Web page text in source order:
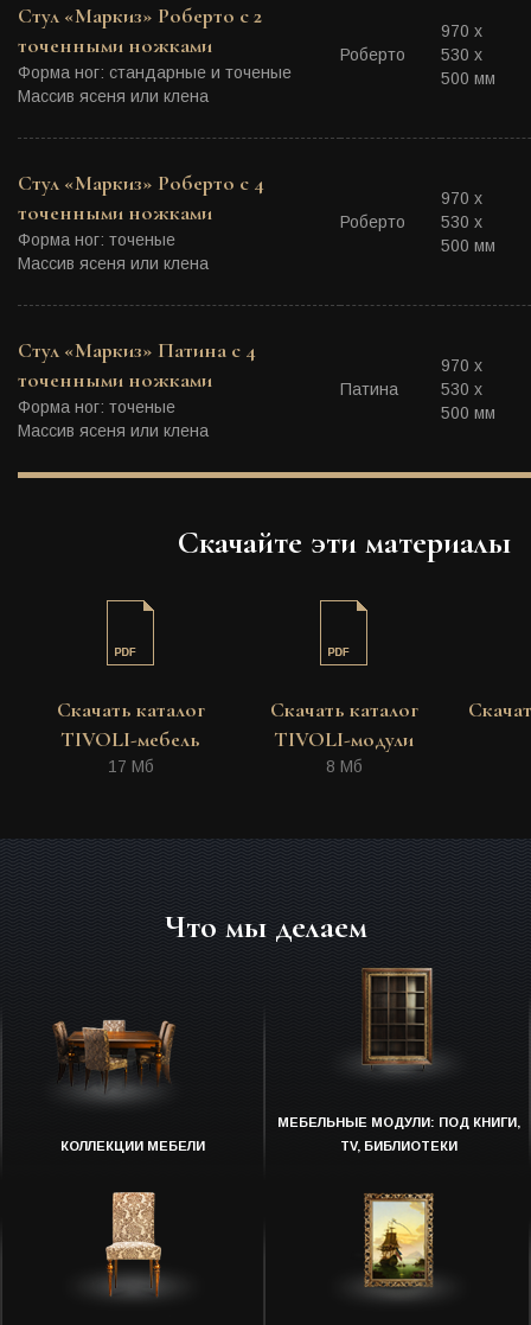
Стул «Маркиз» Роберто с 2
точенными ножками
Форма ног: стандарные и точеные
Массив ясеня или клена
Роберто
970 х
530 х
500 мм
Стул «Маркиз» Роберто с 4
точенными ножками
Форма ног: точеные
Массив ясеня или клена
Роберто
970 х
530 х
500 мм
Стул «Маркиз» Патина с 4
точенными ножками
Форма ног: точеные
Массив ясеня или клена
Патина
970 х
530 х
500 мм
Скачайте эти материалы
Скачать каталог
TIVOLI-мебель
17 Мб
Скачать каталог
TIVOLI-модули
8 Мб
Что мы делаем
КОЛЛЕКЦИИ МЕБЕЛИ
МЕБЕЛЬНЫЕ МОДУЛИ: ПОД КНИГИ,
TV, БИБЛИОТЕКИ